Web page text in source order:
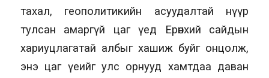
тахал, геополитикийн асуудалтай нүүр
тулсан амаргүй цаг үед Ерөнхий сайдын
хариуцлагатай албыг хашиж буйг онцолж,
энэ цаг үеийг улс орнууд хамтдаа даван